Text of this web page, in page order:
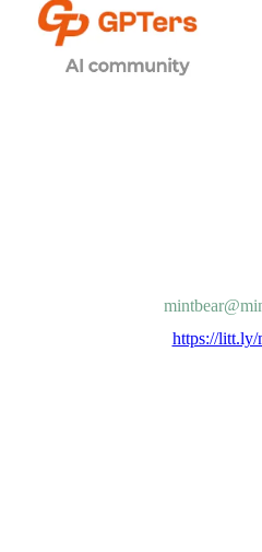
https://litt.ly/